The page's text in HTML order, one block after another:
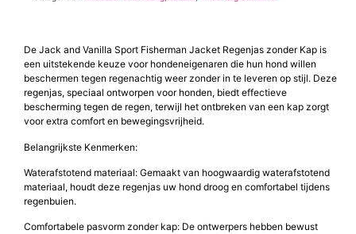
De Jack and Vanilla Sport Fisherman Jacket Regenjas zonder Kap is
een uitstekende keuze voor hondeneigenaren die hun hond willen
beschermen tegen regenachtig weer zonder in te leveren op stijl. Deze
regenjas, speciaal ontworpen voor honden, biedt effectieve
bescherming tegen de regen, terwijl het ontbreken van een kap zorgt
voor extra comfort en bewegingsvrijheid.
Belangrijkste Kenmerken:
Waterafstotend materiaal: Gemaakt van hoogwaardig waterafstotend
materiaal, houdt deze regenjas uw hond droog en comfortabel tijdens
regenbuien.
Comfortabele pasvorm zonder kap: De ontwerpers hebben bewust